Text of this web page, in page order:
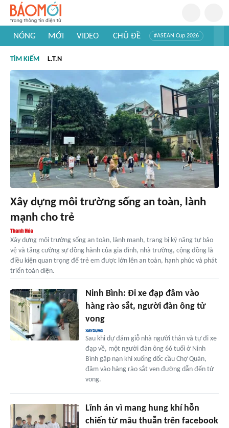
NÓNG MỚI VIDEO CHỦ ĐỀ #ASEAN Cup 2026
#Khám phá thế giới
TÌM KIẾM L.T.N
Xây dựng môi trường sống an toàn, lành
mạnh cho trẻ
Xây dựng môi trường sống an toàn, lành mạnh, trang bị kỹ năng tự bảo
vệ và tăng cường sự đồng hành của gia đình, nhà trường, cộng đồng là
điều kiện quan trọng để trẻ em được lớn lên an toàn, hạnh phúc và phát
triển toàn diện.
Ninh Bình: Đi xe đạp đâm vào
hàng rào sắt, người đàn ông tử
vong
Sau khi dự đám giỗ nhà người thân và tự đi xe
đạp về, một người đàn ông 66 tuổi ở Ninh
Bình gặp nạn khi xuống dốc cầu Chợ Quán,
đâm vào hàng rào sắt ven đường dẫn đến tử
vong.
Lĩnh án vì mang hung khí hỗn
chiến từ mâu thuẫn trên facebook